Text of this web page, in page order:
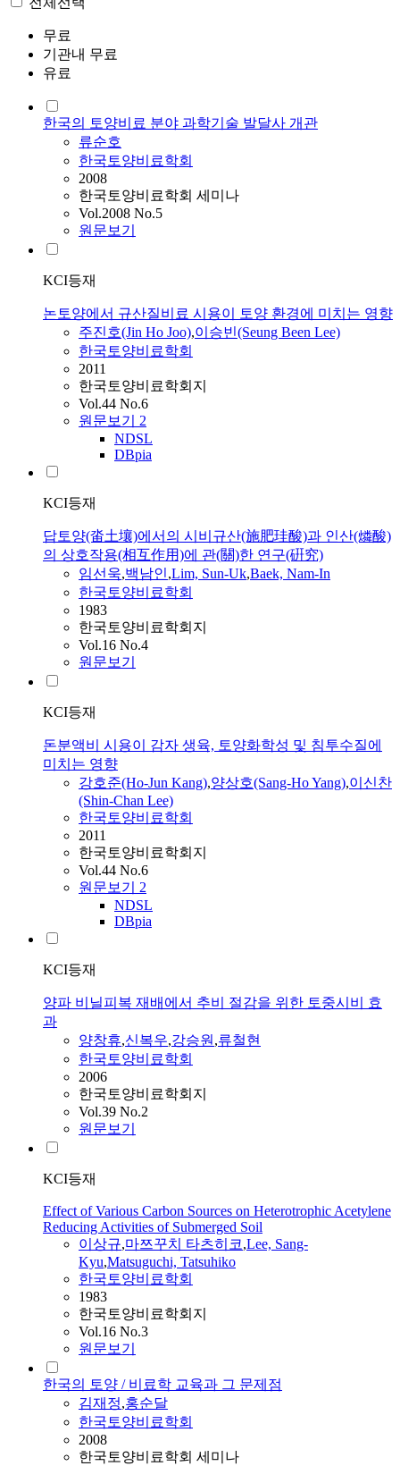
무료
기관내 무료
유료
한국의 토양비료 분야 과학기술 발달사 개관
류순호
한국토양비료학회
2008
한국토양비료학회 세미나
Vol.2008 No.5
원문보기
KCI등재
논토양에서 규산질비료 시용이 토양 환경에 미치는 영향
주진호(Jin Ho Joo),이승빈(Seung Been Lee)
한국토양비료학회
2011
한국토양비료학회지
Vol.44 No.6
원문보기 2
NDSL
DBpia
KCI등재
답토양(畓土壤)에서의 시비규산(施肥珪酸)과 인산(燐酸)
의 상호작용(相互作用)에 관(關)한 연구(硏究)
임선욱,백남인,Lim, Sun-Uk,Baek, Nam-In
한국토양비료학회
1983
한국토양비료학회지
Vol.16 No.4
원문보기
KCI등재
돈분액비 시용이 감자 생육, 토양화학성 및 침투수질에
미치는 영향
강호준(Ho-Jun Kang),양상호(Sang-Ho Yang),이신찬
(Shin-Chan Lee)
한국토양비료학회
2011
한국토양비료학회지
Vol.44 No.6
원문보기 2
NDSL
DBpia
KCI등재
양파 비닐피복 재배에서 추비 절감을 위한 토중시비 효
과
양창휴,신복우,강승원,류철현
한국토양비료학회
2006
한국토양비료학회지
Vol.39 No.2
원문보기
KCI등재
Effect of Various Carbon Sources on Heterotrophic Acetylene
Reducing Activities of Submerged Soil
이상규,마쯔꾸치 타츠히코,Lee, Sang-
Kyu,Matsuguchi, Tatsuhiko
한국토양비료학회
1983
한국토양비료학회지
Vol.16 No.3
원문보기
한국의 토양 / 비료학 교육과 그 문제점
김재정,홍순달
한국토양비료학회
2008
한국토양비료학회 세미나